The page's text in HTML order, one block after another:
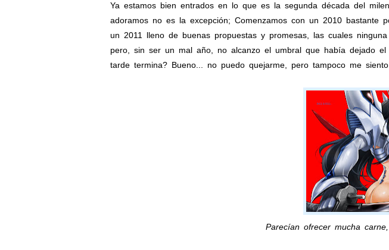
Ya estamos bien entrados en lo que es la segunda década del
adoramos no es la excepción; Comenzamos con un 2010
un 2011 lleno de buenas propuestas y promesas, las cuales
pero, sin ser un mal año, no alcanzo el umbral que había dejado
tarde termina? Bueno... no puedo quejarme, pero tampoco me siento
Parecían ofrecer mucha